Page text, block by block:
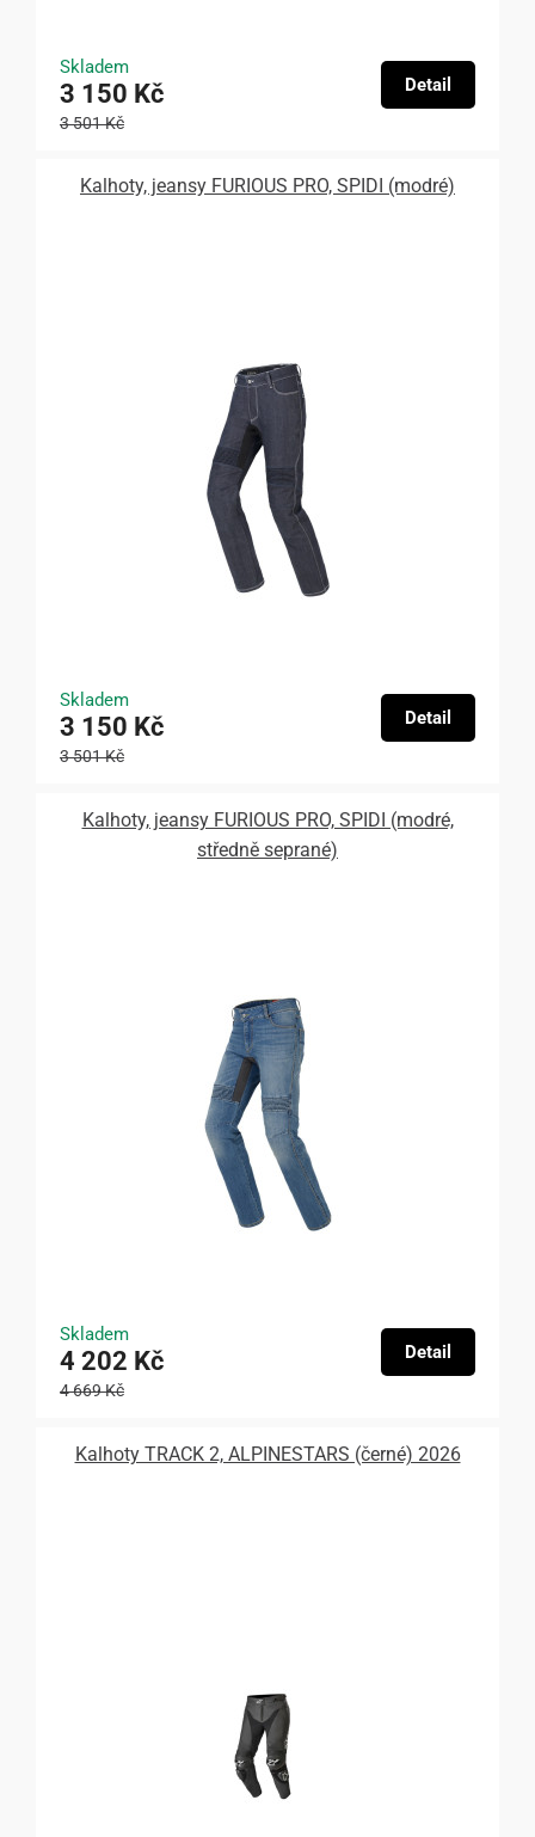
Skladem
3 150 Kč
3 501 Kč
Detail
Kalhoty, jeansy FURIOUS PRO, SPIDI (modré)
Skladem
3 150 Kč
3 501 Kč
Detail
Kalhoty, jeansy FURIOUS PRO, SPIDI (modré,
středně seprané)
Skladem
4 202 Kč
4 669 Kč
Detail
Kalhoty TRACK 2, ALPINESTARS (černé) 2026